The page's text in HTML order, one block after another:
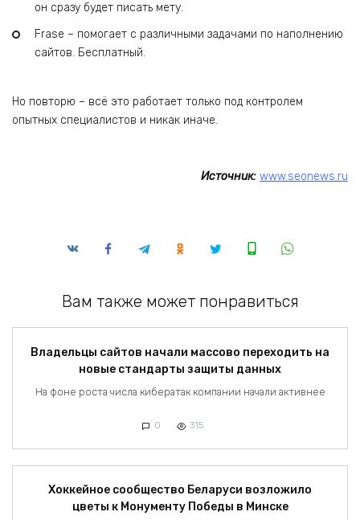
он сразу будет писать мету.
Frase – помогает с различными задачами по наполнению
сайтов. Бесплатный.
Но повторю – всё это работает только под контролем
опытных специалистов и никак иначе.
Источник: www.seonews.ru
Вам также может понравиться
Владельцы сайтов начали массово переходить на
новые стандарты защиты данных
На фоне роста числа кибератак компании начали активнее
0 315
Хоккейное сообщество Беларуси возложило
цветы к Монументу Победы в Минске